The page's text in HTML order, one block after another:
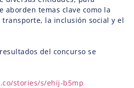
aborden temas clave como la
la inclusión social y el
del concurso se
stories/s/ehij-b5mp